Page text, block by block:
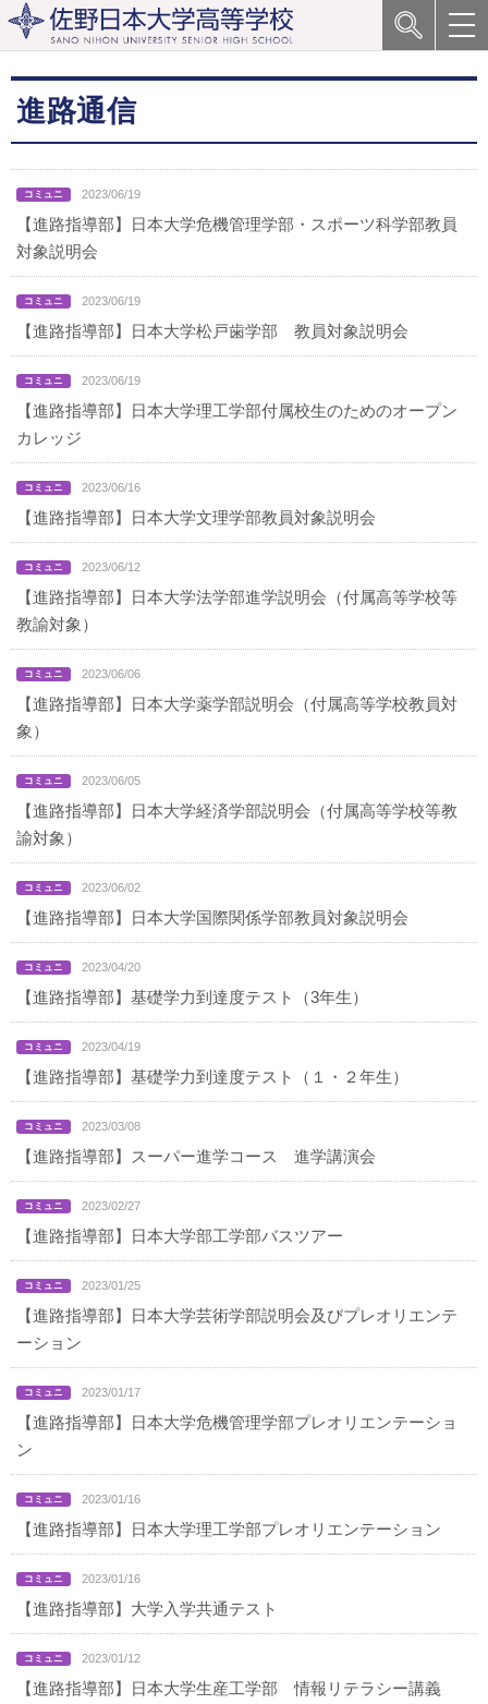
進路通信
2023/06/19
【進路指導部】日本大学危機管理学部・スポーツ科学部教員
対象説明会
2023/06/19
【進路指導部】日本大学松戸歯学部 教員対象説明会
2023/06/19
【進路指導部】日本大学理工学部付属校生のためのオープン
カレッジ
2023/06/16
【進路指導部】日本大学文理学部教員対象説明会
2023/06/12
【進路指導部】日本大学法学部進学説明会（付属高等学校等
教諭対象）
2023/06/06
【進路指導部】日本大学薬学部説明会（付属高等学校教員対
象）
2023/06/05
【進路指導部】日本大学経済学部説明会（付属高等学校等教
諭対象）
2023/06/02
【進路指導部】日本大学国際関係学部教員対象説明会
2023/04/20
【進路指導部】基礎学力到達度テスト（3年生）
2023/04/19
【進路指導部】基礎学力到達度テスト（１・２年生）
2023/03/08
【進路指導部】スーパー進学コース 進学講演会
2023/02/27
【進路指導部】日本大学部工学部バスツアー
2023/01/25
【進路指導部】日本大学芸術学部説明会及びプレオリエンテ
ーション
2023/01/17
【進路指導部】日本大学危機管理学部プレオリエンテーショ
ン
2023/01/16
【進路指導部】日本大学理工学部プレオリエンテーション
2023/01/16
【進路指導部】大学入学共通テスト
2023/01/12
【進路指導部】日本大学生産工学部 情報リテラシー講義